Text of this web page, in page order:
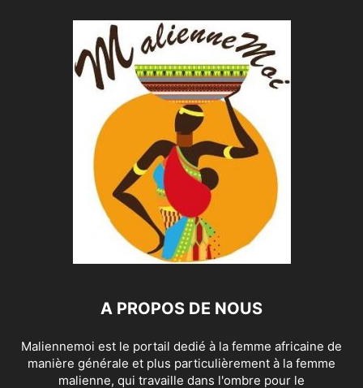
A PROPOS DE NOUS
Maliennemoi est le portail dedié à la femme africaine de
manière générale et plus particulièrement à la femme
malienne, qui travaille dans l'ombre pour le